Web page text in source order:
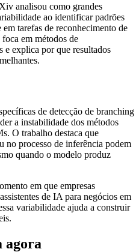
analisou como grandes
ao identificar padrões
tarefas de reconhecimento de
em métodos de
e explica por que resultados
de detecção de branching
a instabilidade dos métodos
O trabalho destaca que
no processo de inferência podem
quando o modelo produz
em que empresas
de IA para negócios em
variabilidade ajuda a construir
agora